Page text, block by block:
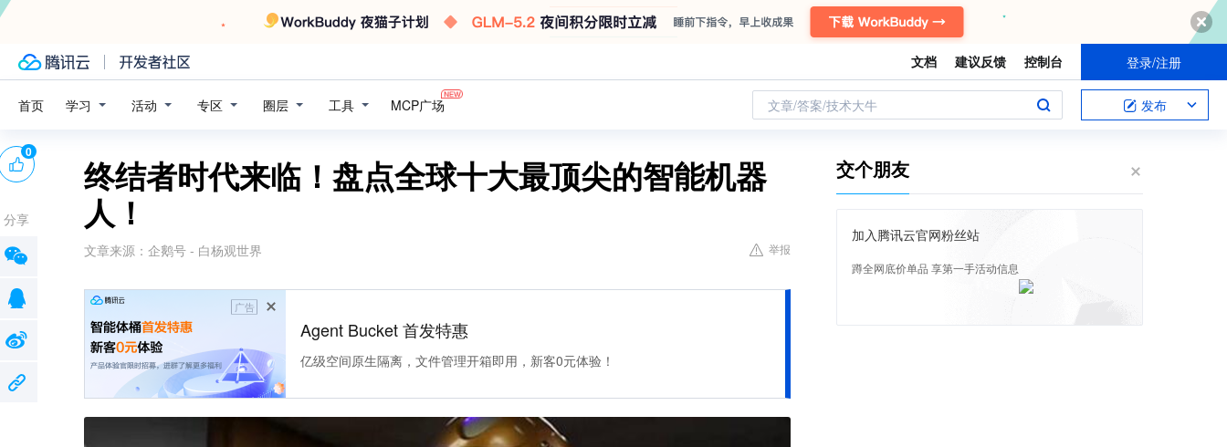
文档 建议反馈 控制台 登录/注册
首页 学习 活动 专区 圈层 工具 MCP广场 文章/答案/技术大牛 发布
终结者时代来临！盘点全球十大最顶尖的智能机器
人！
文章来源： 企鹅号 - 白杨观世界 举报
广告
Agent Bucket 首发特惠
亿级空间原生隔离，文件管理开箱即用，新客0元体验！
0
分享
交个朋友
加入腾讯云官网粉丝站
蹲全网底价单品 享第一手活动信息